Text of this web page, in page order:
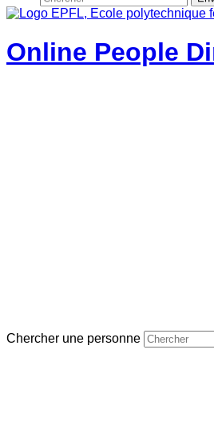
Online People
Chercher une personne